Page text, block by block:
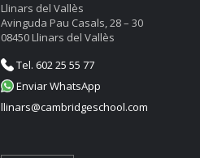
Llinars del Vallès
Avinguda Pau Casals, 28 – 30
08450 Llinars del Vallès
Tel. 602 25 55 77
Enviar WhatsApp
llinars@cambridgeschool.com